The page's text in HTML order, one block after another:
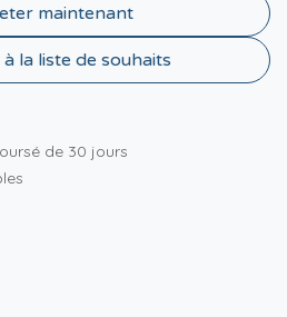
maintenant
la liste de souhaits
de 30 jours